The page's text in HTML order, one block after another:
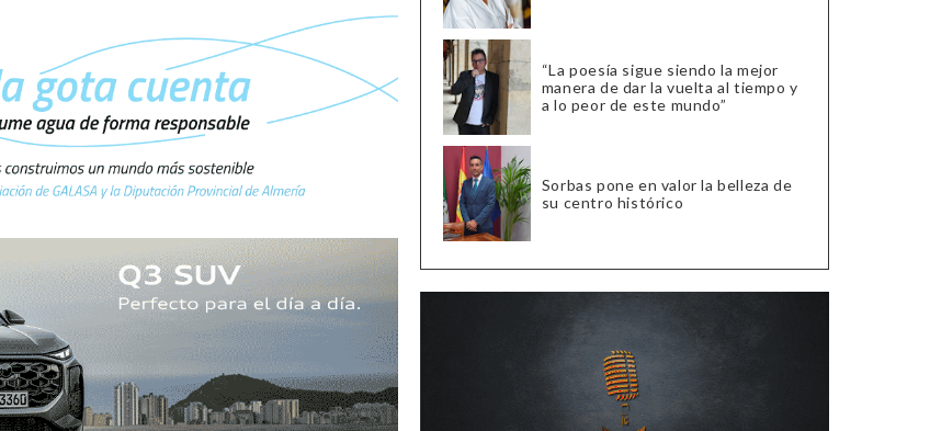
“La poesía sigue siendo la mejor
manera de dar la vuelta al tiempo y
a lo peor de este mundo”
Sorbas pone en valor la belleza de
su centro histórico